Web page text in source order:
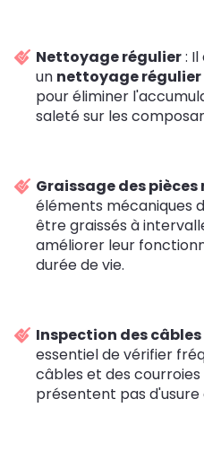
Nettoyage régulier:
un nettoyage
pour éliminer
saleté sur les
Graissage des
éléments mécaniques
être graissés à
améliorer leur
durée de vie.
Inspection des
essentiel de vérifier
câbles et des
présentent pas d'usure